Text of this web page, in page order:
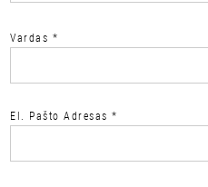
Vardas *
El. Pašto Adresas*